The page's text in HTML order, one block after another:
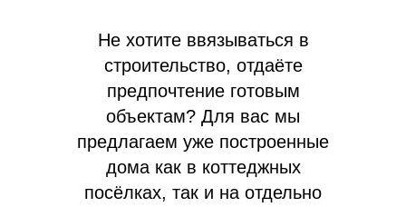
Не хотите ввязываться в
строительство, отдаёте
предпочтение готовым
объектам? Для вас мы
предлагаем уже построенные
дома как в коттеджных
посёлках, так и на отдельно